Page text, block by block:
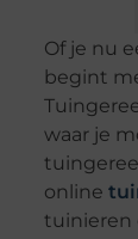
Of je nu
begint
waar je
online
tuinieren